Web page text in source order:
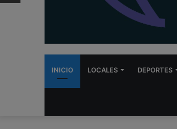
INICIO LOCALES DEPORTES